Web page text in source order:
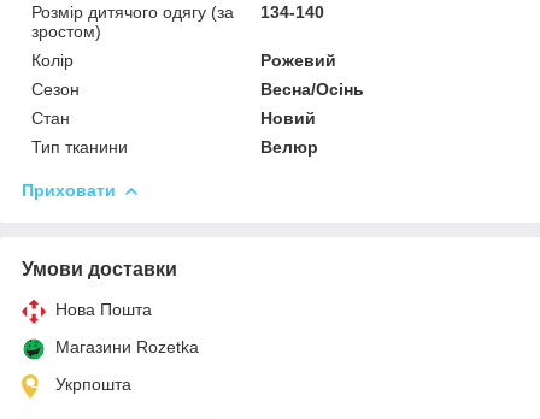
Розмір дитячого одягу (за
зростом)
134-140
Колір
Рожевий
Сезон
Весна/Осінь
Стан
Новий
Тип тканини
Велюр
Приховати
Умови доставки
Нова Пошта
Магазини Rozetka
Укрпошта